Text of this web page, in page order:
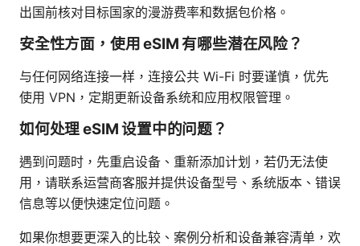
出国前核对目标国家的漫游费率和数据包价格。
安全性方面，使用 eSIM 有哪些潜在风险？
与任何网络连接一样，连接公共 Wi-Fi 时要谨慎，优先
使用 VPN，定期更新设备系统和应用权限管理。
如何处理 eSIM 设置中的问题？
遇到问题时，先重启设备、重新添加计划，若仍无法使
用，请联系运营商客服并提供设备型号、系统版本、错误
信息等以便快速定位问题。
如果你想要更深入的比较、案例分析和设备兼容清单，欢